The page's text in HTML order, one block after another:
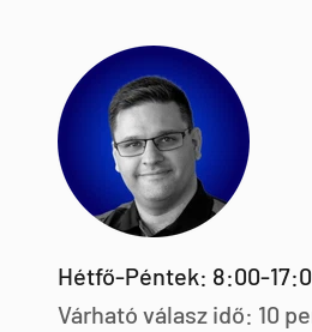
Hétfő-Péntek: 8:00-
Várható válasz idő: 10